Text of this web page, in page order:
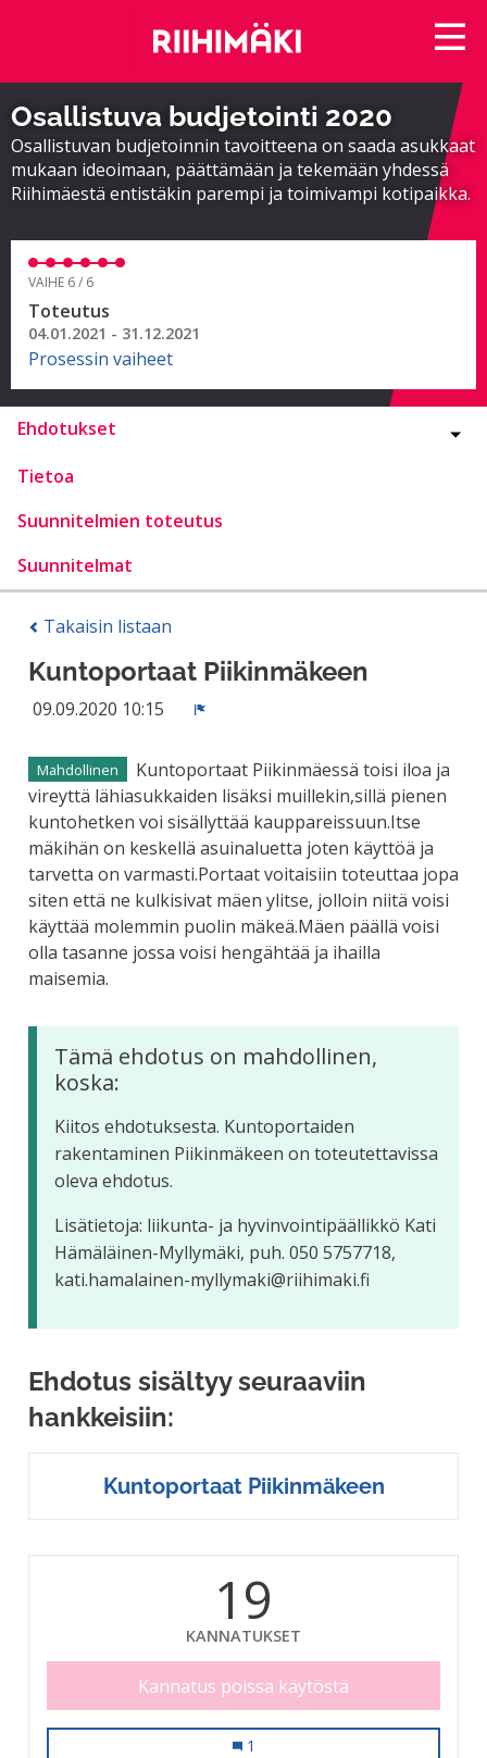
Osallistuva budjetointi 2020
Osallistuvan budjetoinnin tavoitteena on saada asukkaat
mukaan ideoimaan, päättämään ja tekemään yhdessä
Riihimäestä entistäkin parempi ja toimivampi kotipaikka.
VAIHE 6 / 6
Toteutus
04.01.2021 - 31.12.2021
Prosessin vaiheet
Ehdotukset
Tietoa
Suunnitelmien toteutus
Suunnitelmat
Takaisin listaan
Kuntoportaat Piikinmäkeen
09.09.2020 10:15
Mahdollinen
Kuntoportaat Piikinmäessä toisi iloa ja
vireyttä lähiasukkaiden lisäksi muillekin,sillä pienen
kuntohetken voi sisällyttää kauppareissuun.Itse
mäkihän on keskellä asuinaluetta joten käyttöä ja
tarvetta on varmasti.Portaat voitaisiin toteuttaa jopa
siten että ne kulkisivat mäen ylitse, jolloin niitä voisi
käyttää molemmin puolin mäkeä.Mäen päällä voisi
olla tasanne jossa voisi hengähtää ja ihailla
maisemia.
Tämä ehdotus on mahdollinen,
koska:
Kiitos ehdotuksesta. Kuntoportaiden
rakentaminen Piikinmäkeen on toteutettavissa
oleva ehdotus.
Lisätietoja: liikunta- ja hyvinvointipäällikkö Kati
Hämäläinen-Myllymäki, puh. 050 5757718,
kati.hamalainen-myllymaki@riihimaki.fi
Ehdotus sisältyy seuraaviin
hankkeisiin:
Kuntoportaat Piikinmäkeen
19
KANNATUKSET
Kannatus poissa käytöstä
Kuntoportaat Piikinmäkeen
1